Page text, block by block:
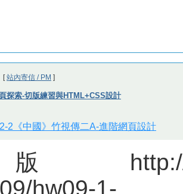
[站內寄信 / PM ]
探索-切版練習與HTML+CSS設計
2《中國》竹視傳二A-進階網頁設計
http://
hw09-1-